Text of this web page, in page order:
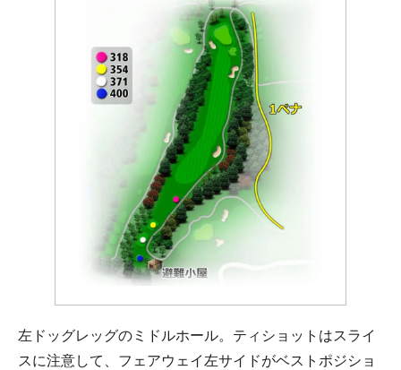
左ドッグレッグのミドルホール。ティショットはスライ
スに注意して、フェアウェイ左サイドがベストポジショ